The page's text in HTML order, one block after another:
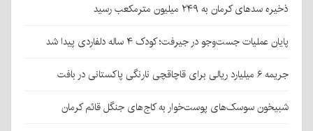
ذخیره سدهای کرمان به ۲۴۹ میلیون مترمکعب رسید
پایان عملیات جست‌وجو در جیرفت؛ کودک ۴ ساله دلفاردی پیدا شد
جریمه ۶ میلیارد ریالی برای قاچاقچی نارنگی پاکستانی در بافت
شبیخون سوسک‌های پوست‌خوار به کاج‌های جنگل قائم کرمان